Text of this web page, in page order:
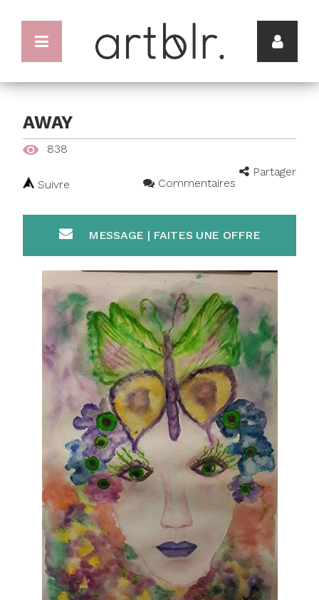
AWAY
838
Partager
Suivre
Commentaires
MESSAGE | FAITES UNE OFFRE